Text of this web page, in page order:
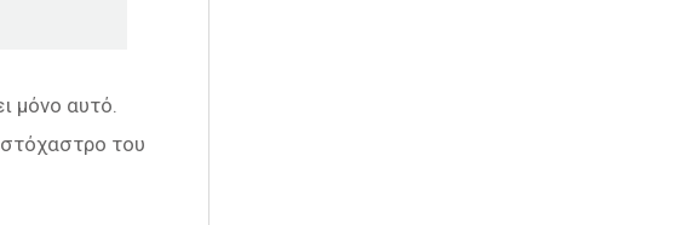
μόνο αυτό.
του